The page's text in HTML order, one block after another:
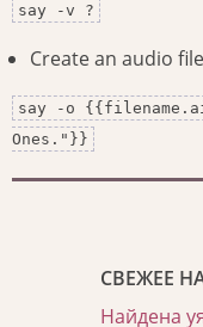
say -v ?
Create an audio
say -o
Ones."}}
СВЕЖЕЕ
Найдена